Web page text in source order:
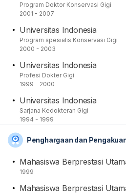
Program Doktor Konservasi Gigi
2001 - 2007
Universitas Indonesia
Program spesialis Konservasi Gigi
2000 - 2003
Universitas Indonesia
Profesi Dokter Gigi
1999 - 2000
Universitas Indonesia
Sarjana Kedokteran Gigi
1994 - 1999
Penghargaan dan
Mahasiswa Berprestasi
1999
Mahasiswa Berprestasi